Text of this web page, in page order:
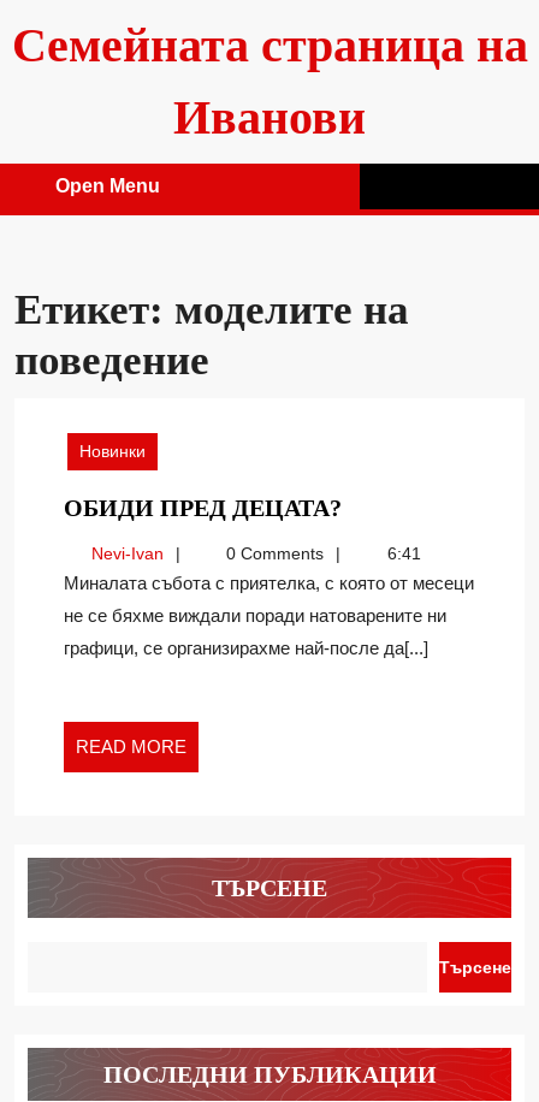
content
Семейната страница на
Иванови
Open Menu
Етикет: моделите на
поведение
Новинки
ОБИДИ ПРЕД ДЕЦАТА?
ДЕЦАТА?
Nevi-IvanNevi-
Ivan
0 Comments 6:41
Миналата събота с приятелка, с която от месеци
не се бяхме виждали поради натоварените ни
графици, се организирахме най-после да[...]
READ MORE
MORE
ТЪРСЕНЕ
Търсене
ПОСЛЕДНИ ПУБЛИКАЦИИ